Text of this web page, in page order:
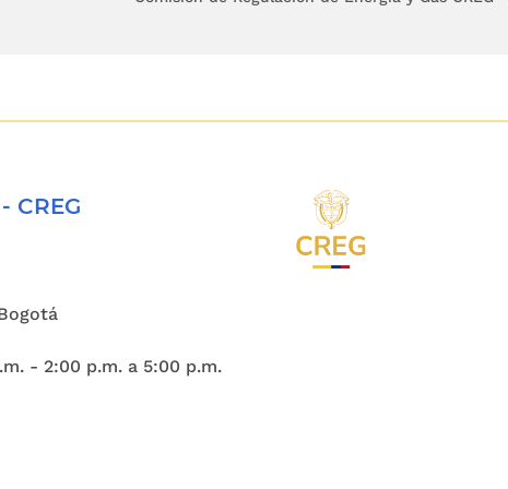
y abstenerse de toda práctica que tenga la
", estableciendo para el efecto, entre otras, qué
restricción indebida a la competencia, dentro
en su numeral 34.6, que estipula como una
los monopolios en la prestación de los
CREG
- 2:00 p.m. a 5:00 p.m.